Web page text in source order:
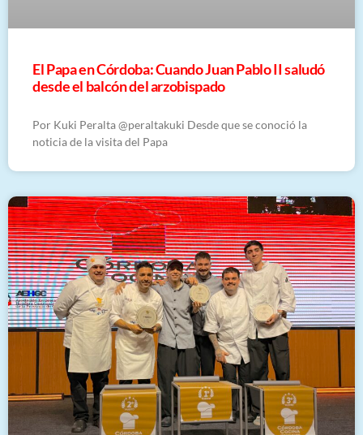
El Papa en Córdoba: Cuando Juan Pablo II saludó
desde el balcón del arzobispado
Por Kuki Peralta @peraltakuki Desde que se conoció la
noticia de la visita del Papa